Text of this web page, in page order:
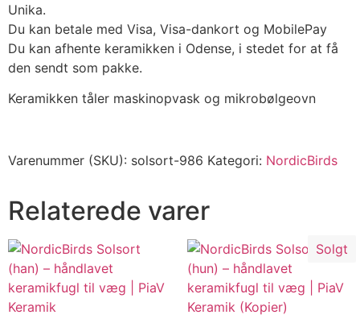
Unika.
Du kan betale med Visa, Visa-dankort og MobilePay
Du kan afhente keramikken i Odense, i stedet for at få
den sendt som pakke.
Keramikken tåler maskinopvask og mikrobølgeovn
Varenummer (SKU): solsort-986 Kategori: NordicBirds
Relaterede varer
Solgt